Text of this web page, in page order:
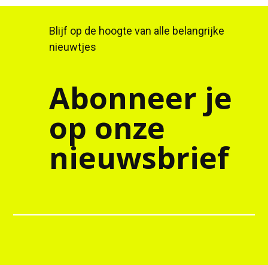
Blijf op de hoogte van alle belangrijke
nieuwtjes
Abonneer je
op onze
nieuwsbrief